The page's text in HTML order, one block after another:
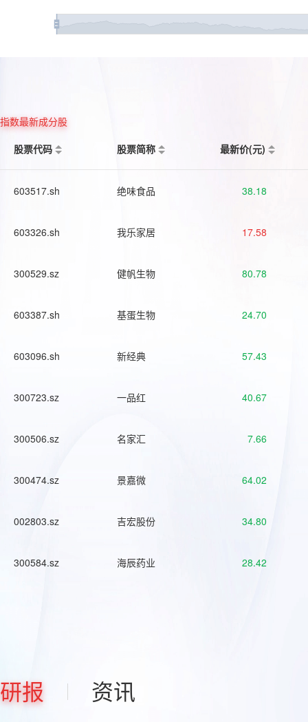
指数最新成分股
股票代码
股票简称 最新价(元)
603517.sh 绝味食品 38.18
603326.sh 我乐家居 17.58
300529.sz 健帆生物 80.78
603387.sh 基蛋生物 24.70
603096.sh 新经典 57.43
300723.sz 一品红 40.67
300506.sz 名家汇 7.66
300474.sz 景嘉微 64.02
002803.sz 吉宏股份 34.80
300584.sz 海辰药业 28.42
研报 资讯